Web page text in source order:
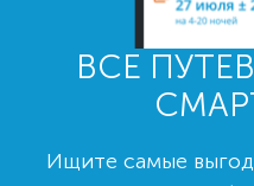
ВСЕ
Ищите самые